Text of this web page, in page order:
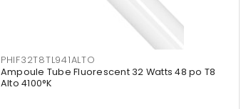
PHIF32T8TL941ALTO
Ampoule Tube Fluorescent 32 Watts 48 po T8
Alto 4100°K